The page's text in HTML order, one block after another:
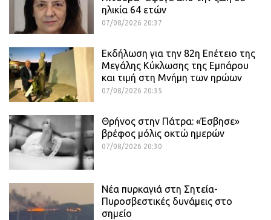
ηλικία 64 ετών
07/08/2026 20:37
Εκδήλωση για την 82η Επέτειο της
Μεγάλης Κύκλωσης της Εμπάρου
και τιμή στη Μνήμη των ηρώων
07/08/2026 20:35
Θρήνος στην Πάτρα: «Έσβησε»
βρέφος μόλις οκτώ ημερών
07/08/2026 20:30
Νέα πυρκαγιά στη Σητεία-
Πυροσβεστικές δυνάμεις στο
σημείο